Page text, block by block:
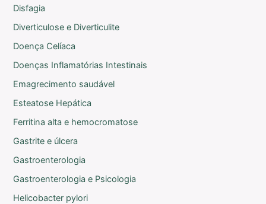
Disfagia
Diverticulose e Diverticulite
Doença Celíaca
Doenças Inflamatórias Intestinais
Emagrecimento saudável
Esteatose Hepática
Ferritina alta e hemocromatose
Gastrite e úlcera
Gastroenterologia
Gastroenterologia e Psicologia
Helicobacter pylori